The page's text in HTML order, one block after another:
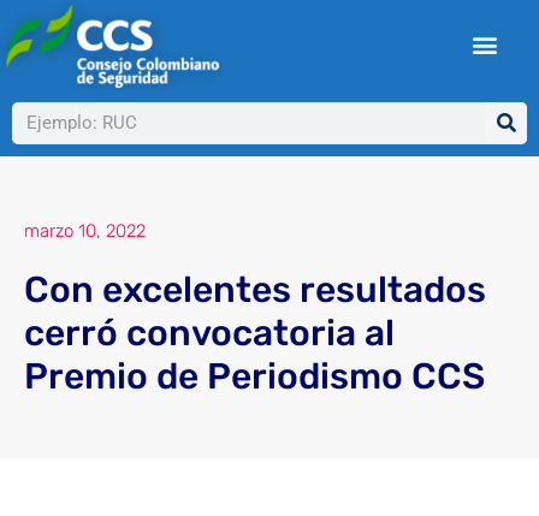
al
contenido
Buscar
marzo 10, 2022
Con excelentes resultados
cerró convocatoria al
Premio de Periodismo CCS